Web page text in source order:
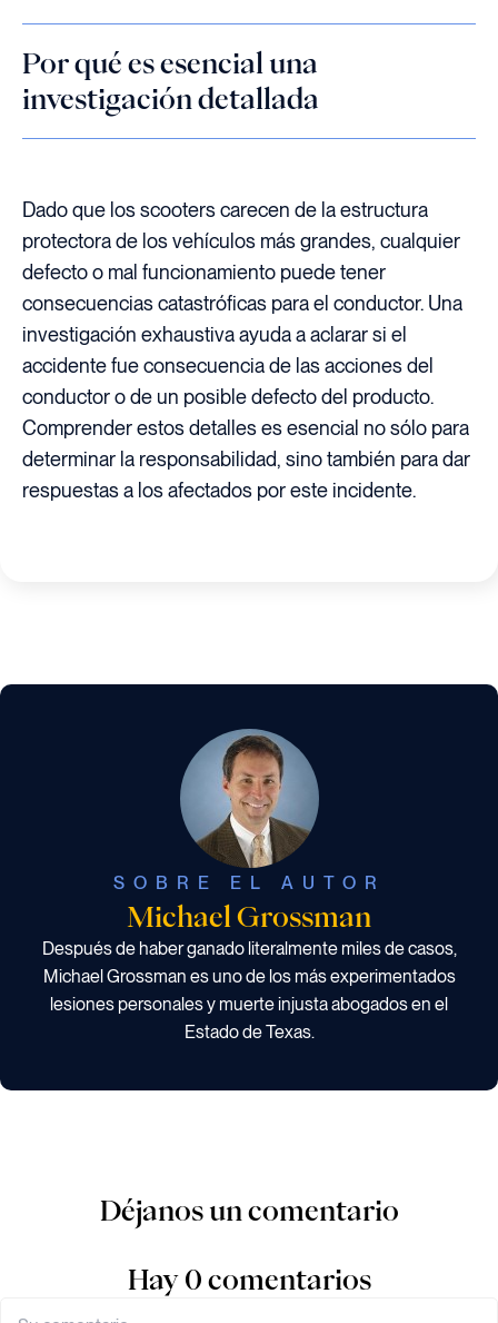
Por qué es esencial una
investigación detallada
Dado que los scooters carecen de la estructura
protectora de los vehículos más grandes, cualquier
defecto o mal funcionamiento puede tener
consecuencias catastróficas para el conductor. Una
investigación exhaustiva ayuda a aclarar si el
accidente fue consecuencia de las acciones del
conductor o de un posible defecto del producto.
Comprender estos detalles es esencial no sólo para
determinar la responsabilidad, sino también para dar
respuestas a los afectados por este incidente.
SOBRE EL AUTOR
Michael Grossman
Después de haber ganado literalmente miles de casos,
Michael Grossman es uno de los más experimentados
lesiones personales y muerte injusta abogados en el
Estado de Texas.
Déjanos un comentario
Hay 0 comentarios